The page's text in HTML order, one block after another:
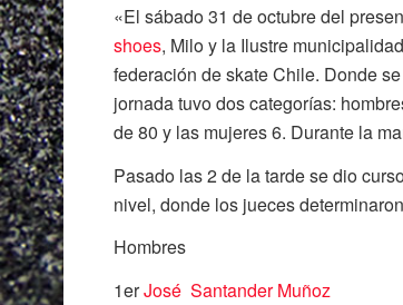
«El sábado 31 de octubre del
shoes, Milo y la Ilustre
federación de skate Chile. Donde
jornada tuvo dos categorías:
de 80 y las mujeres 6. Durante la
Pasado las 2 de la tarde se dio
nivel, donde los jueces
Hombres
1erJosé Santander Muñoz